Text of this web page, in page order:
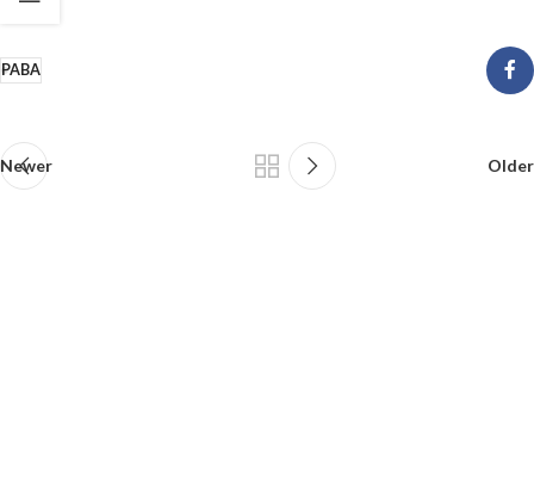
PABA
Newer Older